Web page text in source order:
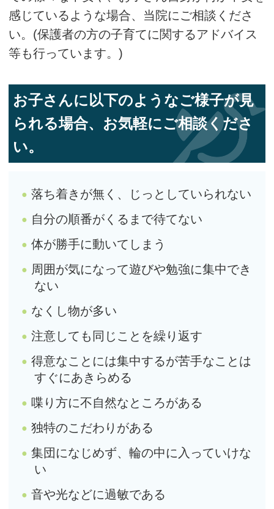
感じているような場合、当院にご相談くださ
い。(保護者の方の子育てに関するアドバイス
等も行っています。)
お子さんに以下のようなご様子が見
られる場合、お気軽にご相談くださ
い。
落ち着きが無く、じっとしていられない
自分の順番がくるまで待てない
体が勝手に動いてしまう
周囲が気になって遊びや勉強に集中でき
ない
なくし物が多い
注意しても同じことを繰り返す
得意なことには集中するが苦手なことは
すぐにあきらめる
喋り方に不自然なところがある
独特のこだわりがある
集団になじめず、輪の中に入っていけな
い
音や光などに過敏である